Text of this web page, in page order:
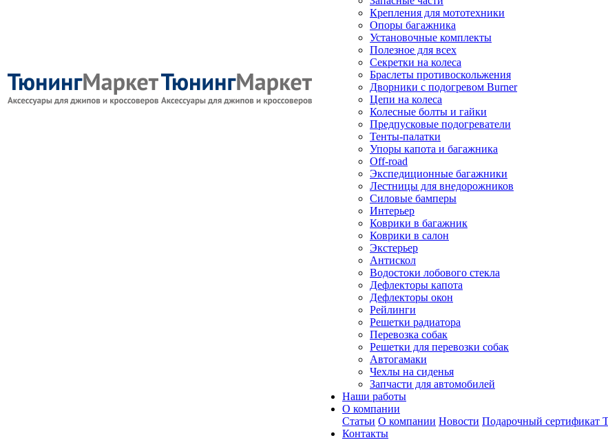
Крепления для мототехники
Опоры багажника
Установочные комплекты
Полезное для всех
Секретки на колеса
Браслеты противоскольжения
Дворники с подогревом Burner
Цепи на колеса
Колесные болты и гайки
Предпусковые подогреватели
Тенты-палатки
Упоры капота и багажника
Off-road
Экспедиционные багажники
Лестницы для внедорожников
Силовые бамперы
Интерьер
Коврики в багажник
Коврики в салон
Экстерьер
Антискол
Водостоки лобового стекла
Дефлекторы капота
Дефлекторы окон
Рейлинги
Решетки радиатора
Перевозка собак
Решетки для перевозки собак
Автогамаки
Чехлы на сиденья
Запчасти для автомобилей
Наши работы
О компании
Статьи О компании Новости Подарочный сертификат
Контакты